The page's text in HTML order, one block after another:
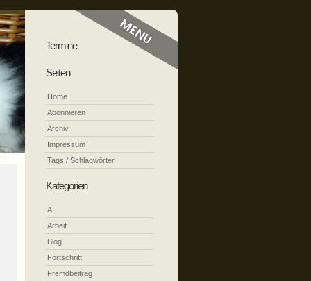
Termine
Seiten
Home
Abonnieren
Archiv
Impressum
Tags / Schlagwörter
Kategorien
AI
Arbeit
Blog
Fortschritt
Fremdbeitrag